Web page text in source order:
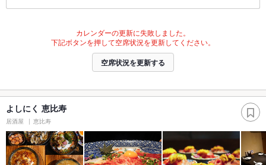
カレンダーの更新に失敗しました。
下記ボタンを押して空席状況を更新してください。
空席状況を更新する
よしにく 恵比寿
居酒屋 恵比寿